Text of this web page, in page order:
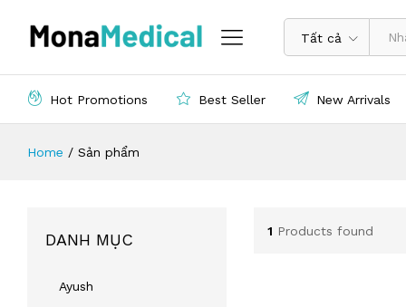
Tất cả
Hot Promotions Best Seller New Arrivals
Home / Sản phẩm
1 Products found
DANH MỤC
Ayush